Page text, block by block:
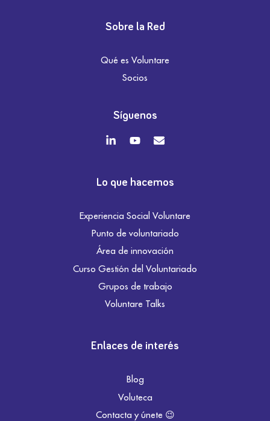
Sobre la Red
Qué es Voluntare
Socios
Síguenos
Lo que hacemos
Experiencia Social Voluntare
Punto de voluntariado
Área de innovación
Curso Gestión del Voluntariado
Grupos de trabajo
Voluntare Talks
Enlaces de interés
Blog
Voluteca
Contacta y únete 😉